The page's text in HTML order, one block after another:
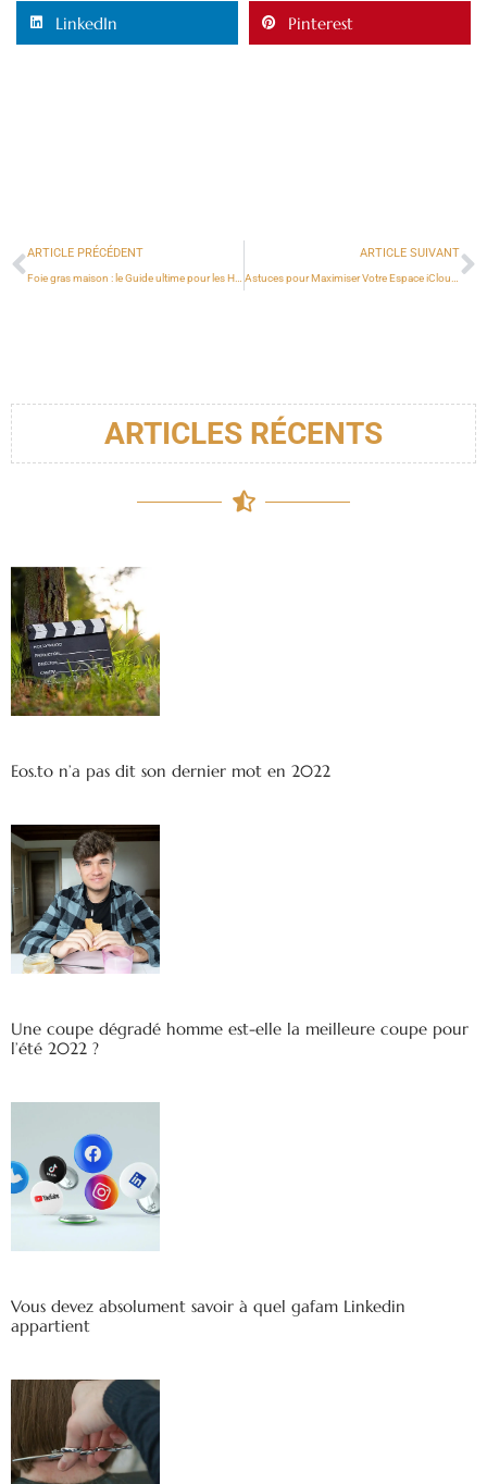
LinkedIn Pinterest
ARTICLE PRÉCÉDENT ARTICLE SUIVANT
ARTICLES RÉCENTS
Eos.to n’a pas dit son dernier mot en 2022
Une coupe dégradé homme est-elle la meilleure coupe pour
l’été 2022 ?
Vous devez absolument savoir à quel gafam Linkedin
appartient